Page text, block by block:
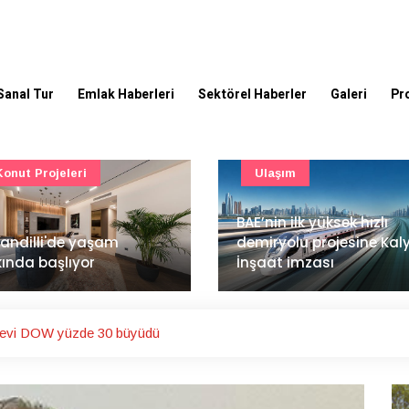
Tur Emlak Haberleri Sektörel Haberler Galeri
ilk yüksek hızlı
projesine Kalyon
imzası
Mimarlık ve mühendislik
projeleri e-PYS ile dijital
ortama taşınacak
Güncel
DOW yüzde 30 büyüdü